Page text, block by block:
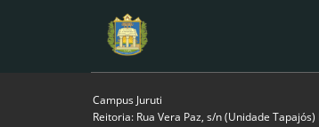
Campus Juruti
Reitoria: Rua Vera Paz, s/n (Unidade